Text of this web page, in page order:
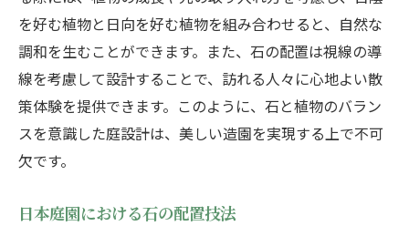
を好む植物と日向を好む植物を組み合わせると、自然な
調和を生むことができます。また、石の配置は視線の導
線を考慮して設計することで、訪れる人々に心地よい散
策体験を提供できます。このように、石と植物のバラン
スを意識した庭設計は、美しい造園を実現する上で不可
欠です。
日本庭園における石の配置技法